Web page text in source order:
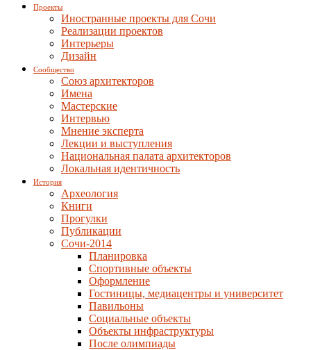
Проекты
Иностранные проекты для Сочи
Реализации проектов
Интерьеры
Дизайн
Сообщество
Союз архитекторов
Имена
Мастерские
Интервью
Мнение эксперта
Лекции и выступления
Национальная палата архитекторов
Локальная идентичность
История
Археология
Книги
Прогулки
Публикации
Сочи-2014
Планировка
Спортивные объекты
Оформление
Гостиницы, медиацентры и университет
Павильоны
Социальные объекты
Объекты инфраструктуры
После олимпиады